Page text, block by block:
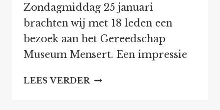
Zondagmiddag 25 januari
brachten wij met 18 leden een
bezoek aan het Gereedschap
Museum Mensert. Een impressie
LEES VERDER EEN